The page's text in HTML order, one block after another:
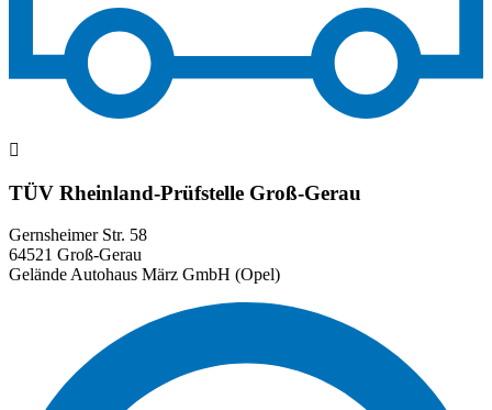
TÜV Rheinland-Prüfstelle Groß-Gerau
Gernsheimer Str. 58
64521 Groß-Gerau
Gelände Autohaus März GmbH (Opel)